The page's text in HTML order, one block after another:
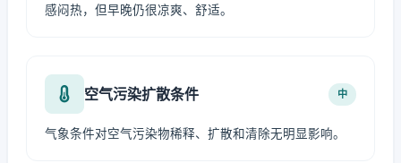
感闷热，但早晚仍很凉爽、舒适。
空气污染扩散条件 中
气象条件对空气污染物稀释、扩散和清除无明显影响。